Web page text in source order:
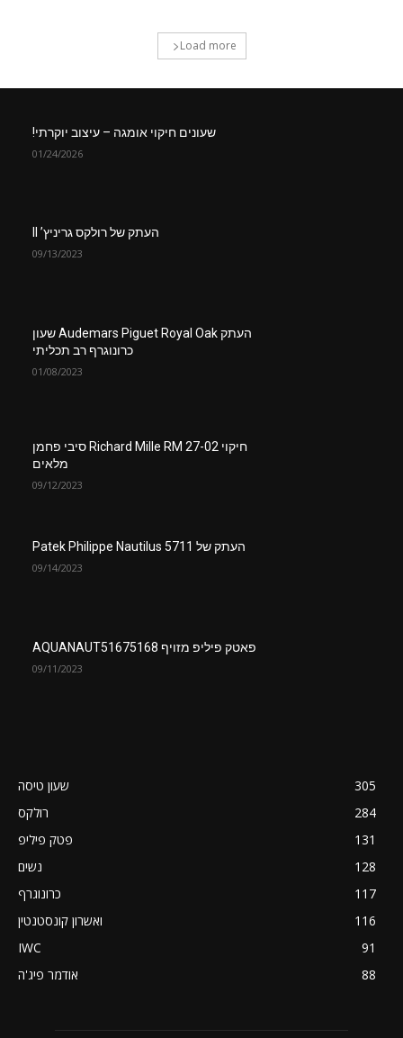
Load more
שעונים חיקוי אומגה – עיצוב יוקרתי!
01/24/2026
העתק של רולקס גריניץ’ ll
09/13/2023
העתק Audemars Piguet Royal Oak שעון
כרונוגרף רב תכליתי
01/08/2023
חיקוי Richard Mille RM 27-02 סיבי פחמן
מלאים
09/12/2023
העתק של Patek Philippe Nautilus 5711
09/14/2023
פאטק פיליפ מזויף AQUANAUT51675168
09/11/2023
שעון טיסה
305
רולקס
284
פטק פיליפ
131
נשים
128
כרונוגרף
117
ואשרון קונסטנטין
116
IWC
91
אודמר פיג'ה
88